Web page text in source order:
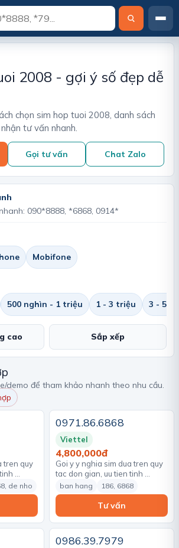
2008 - gợi ý số đẹp dễ
chọn sim hop tuoi 2008, danh sách
tư vấn nhanh.
Gọi tư vấn Chat Zalo
090*8888, *6868, 0914*
Mobifone
500 nghìn - 1 triệu 1 - 3 triệu 3 - 5
cao Sắp xếp
demo để tham khảo nhanh theo nhu cầu.
tren quy
…
de nho
0971.86.6868
Viettel
4,800,000đ
Goi y y nghia sim dua tren quy
tac don gian, uu tien tinh …
ban hang 186, 6868
Tư vấn
0986.39.7979